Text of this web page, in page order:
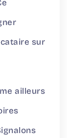
sur
ailleurs